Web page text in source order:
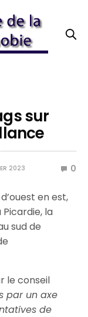
sur
2023 0
en est,
la
sud de
le conseil
par un axe
de